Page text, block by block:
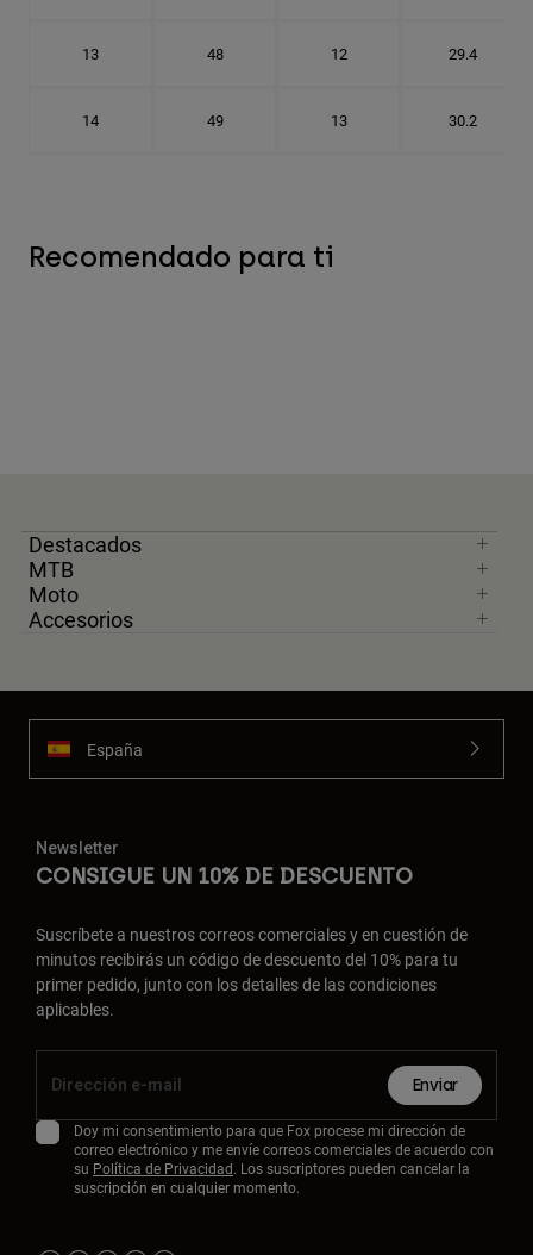
13 48 12 29.4
14 49 13 30.2
Recomendado para ti
Destacados
MTB
Moto
Accesorios
España
Newsletter
CONSIGUE UN 10% DE DESCUENTO
Suscríbete a nuestros correos comerciales y en cuestión de
minutos recibirás un código de descuento del 10% para tu
primer pedido, junto con los detalles de las condiciones
aplicables.
Enviar
Doy mi consentimiento para que Fox procese mi dirección de
correo electrónico y me envíe correos comerciales de acuerdo con
su Política de Privacidad. Los suscriptores pueden cancelar la
suscripción en cualquier momento.